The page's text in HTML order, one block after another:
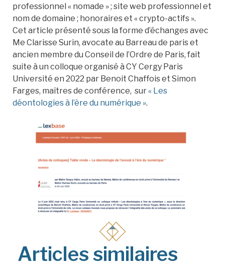
professionnel « nomade » ; site web professionnel et
nom de domaine ; honoraires et « crypto-actifs ».
Cet article présenté sous la forme d’échanges avec
Me Clarisse Surin, avocate au Barreau de paris et
ancien membre du Conseil de l’Ordre de Paris, fait
suite à un colloque organisé à CY Cergy Paris
Université en 2022 par Benoit Chaffois et Simon
Farges, maîtres de conférence, sur« Les
déontologies à l’ère du numérique ».
Articles similaires